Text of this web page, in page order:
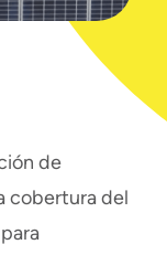
de
cobertura del